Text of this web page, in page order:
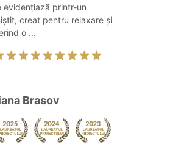
evidențiază printr-un
creat pentru relaxare și
o ...
Brasov